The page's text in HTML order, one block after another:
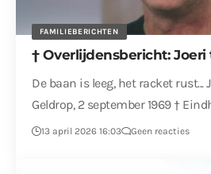
FAMILIEBERICHTEN
† Overlijdensbericht: Joeri
De baan is leeg, het racket rust...
Geldrop, 2 september 1969 †
13 april 2026 16:03 Geen reacties